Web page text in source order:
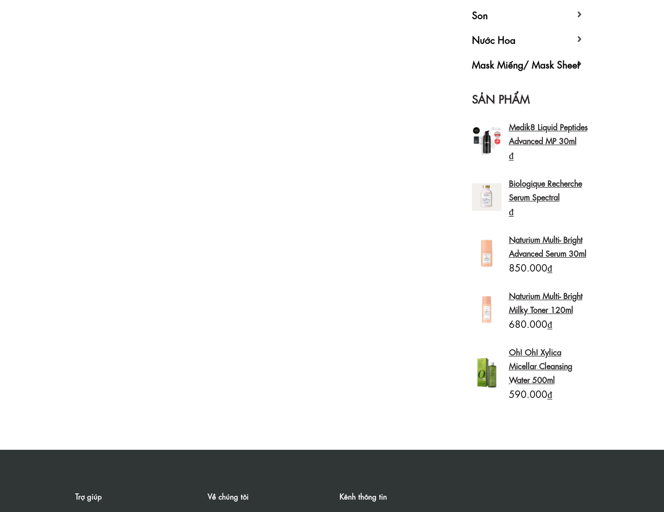
Son
Nước Hoa
Mask Miếng/ Mask Sheet
SẢN PHẨM
Medik8 Liquid Peptides
Advanced MP 30ml
₫
Biologique Recherche
Serum Spectral
₫
Naturium Multi- Bright
Advanced Serum 30ml
850.000₫
Naturium Multi- Bright
Milky Toner 120ml
680.000₫
Oh! Oh! Xylica
Micellar Cleansing
Water 500ml
590.000₫
Trợ giúp Về chúng tôi Kênh thông tin